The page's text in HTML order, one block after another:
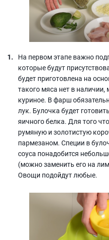
На первом этапе важно
которые будут
будет приготовлена на
такого мяса нет в
куриное. В фарш
лук. Булочка будет
яичного белка. Для того
румяную и золотистую
пармезаном. Специи в
соуса понадобится
(можно заменить его на
Овощи подойдут любые.